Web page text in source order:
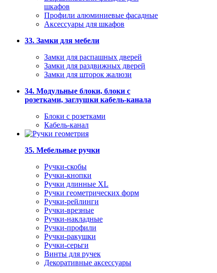
шкафов
Профили алюминиевые фасадные
Аксессуары для шкафов
33. Замки для мебели
Замки для распашных дверей
Замки для раздвижных дверей
Замки для шторок жалюзи
34. Модульные блоки, блоки с
розетками, заглушки кабель-канала
Блоки с розетками
Кабель-канал
35. Мебельные ручки
Ручки-скобы
Ручки-кнопки
Ручки длинные XL
Ручки геометрических форм
Ручки-рейлинги
Ручки-врезные
Ручки-накладные
Ручки-профили
Ручки-ракушки
Ручки-серьги
Винты для ручек
Декоративные аксессуары